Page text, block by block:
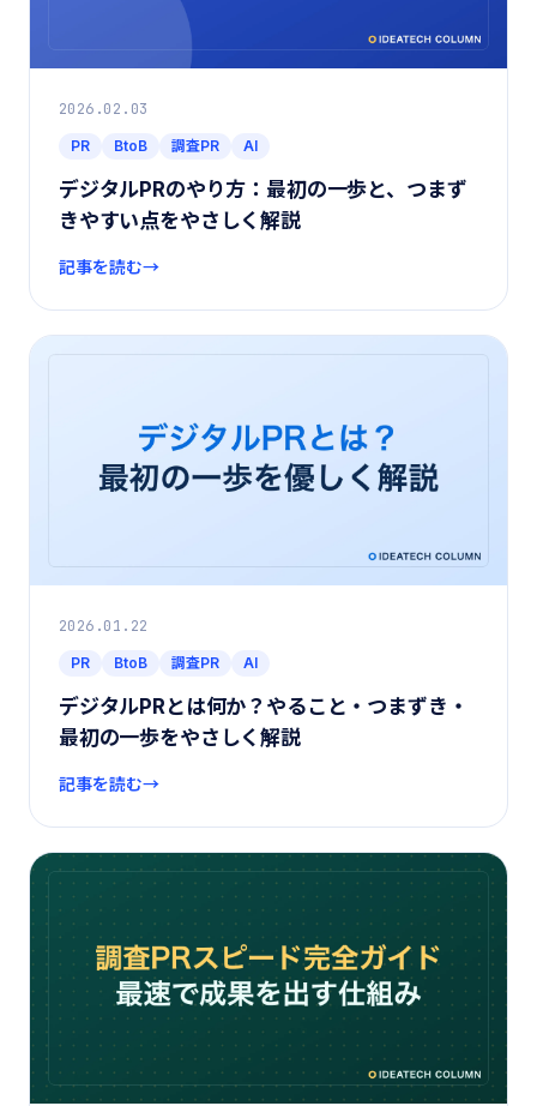
2026.02.03
PR BtoB 調査PR AI
デジタルPRのやり方：最初の一歩と、つまず
きやすい点をやさしく解説
記事を読む
2026.01.22
PR BtoB 調査PR AI
デジタルPRとは何か？やること・つまずき・
最初の一歩をやさしく解説
記事を読む